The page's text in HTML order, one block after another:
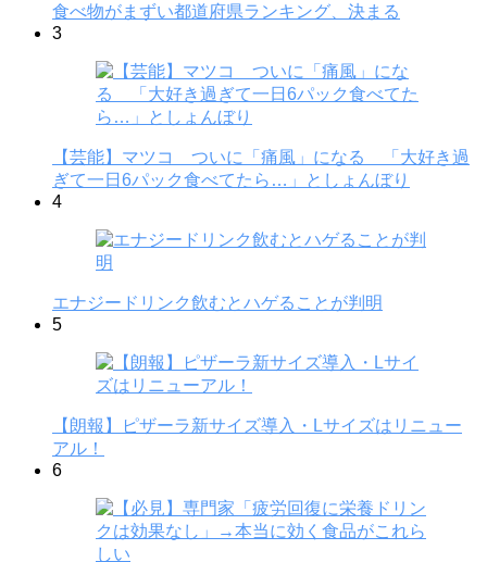
食べ物がまずい都道府県ランキング、決まる
3
【芸能】マツコ ついに「痛風」になる 「大好き過
ぎて一日6パック食べてたら…」としょんぼり
4
エナジードリンク飲むとハゲることが判明
5
【朗報】ピザーラ新サイズ導入・Lサイズはリニュー
アル！
6